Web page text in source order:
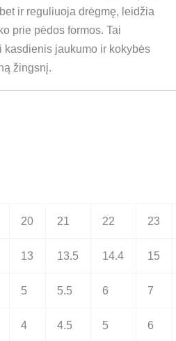
ir reguliuoja drėgmę, leidžia
prie pėdos formos. Tai
jaukumo ir kokybės
žingsnį.
20 21 22 23
13 13.5 14.4 15
5 5.5 6 7
4 4.5 5 6